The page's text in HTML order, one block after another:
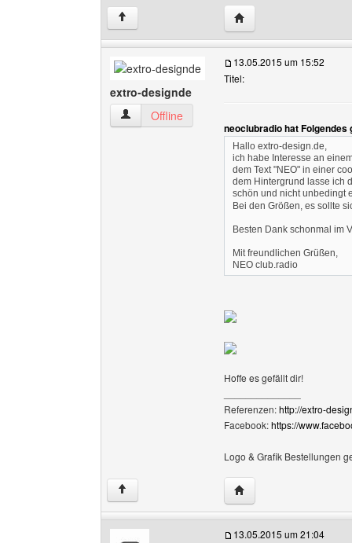
↑ Website dieses
extro-designde
extro-designde Benutzer-Profile anzeigen
Offline
13.05.2015 um 15:52
Titel:
neoclubradio hat Folgendes
Hallo extro-design.de,
ich habe Interesse an
dem Text "NEO" in einer
dem Hintergrund lasse ich
schön und nicht unbedingt
Bei den Größen, es sollte
Besten Dank schonmal im
Mit freundlichen Grüßen,
NEO club.radio
Hoffe es gefällt dir!
Referenzen:http://extro-
Facebook:https://
Logo & Grafik Bestellungen
↑ Website dieses
13.05.2015 um 21:04